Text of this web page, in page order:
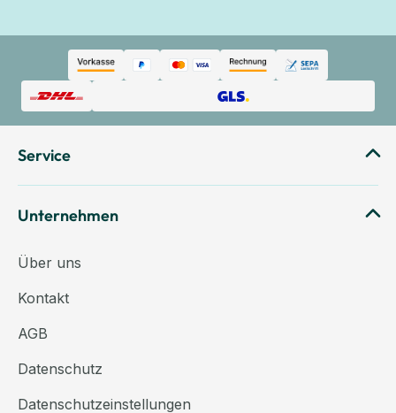
Service
Unternehmen
Über uns
Kontakt
AGB
Datenschutz
Datenschutzeinstellungen